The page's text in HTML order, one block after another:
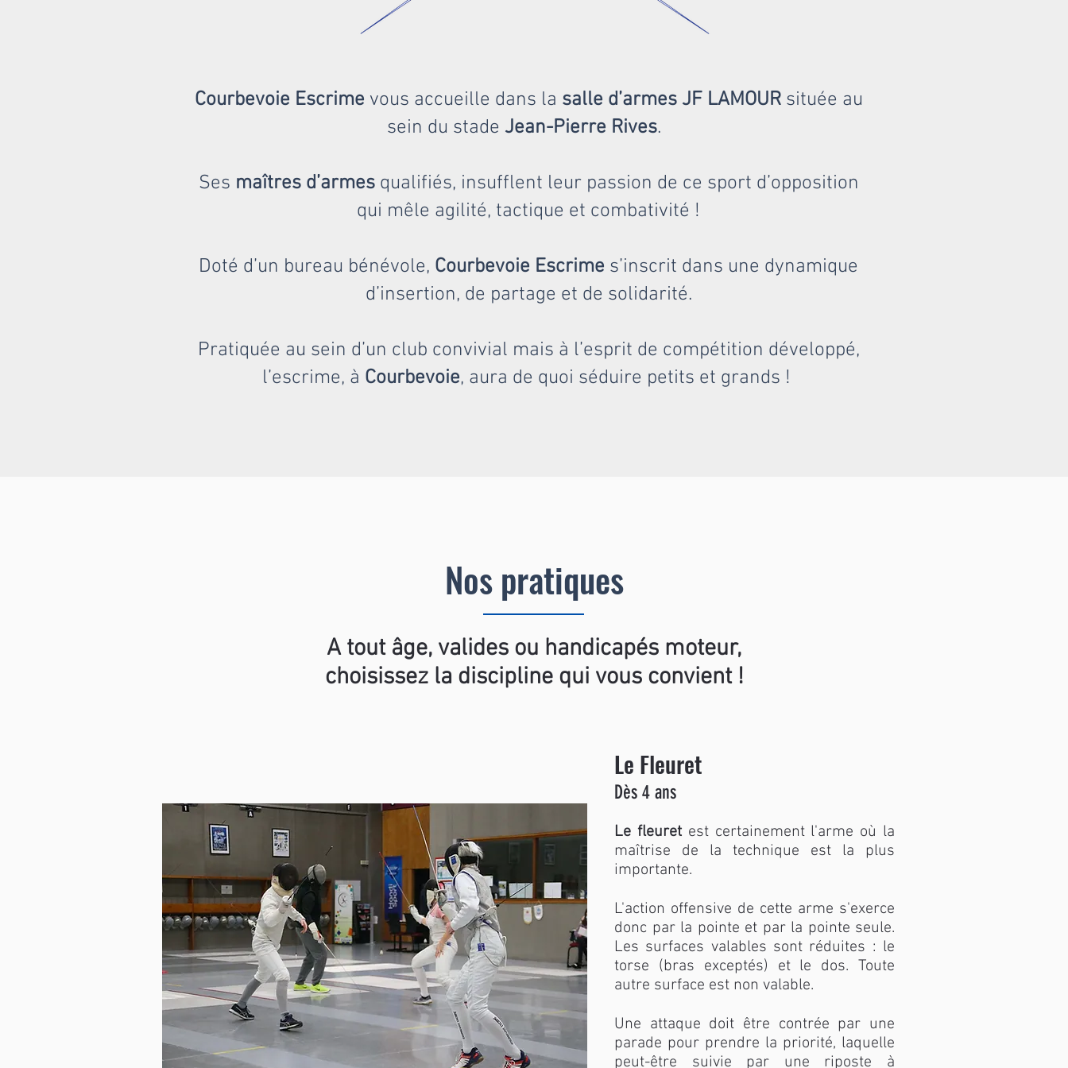
Courbevoie Escrime vous accueille dans la salle d’armes JF LAMOURsituée au
sein du stade Jean-Pierre Rives.
Ses maîtres d’armesqualifiés, insufflent leur passion de ce sport d’opposition
qui mêle agilité, tactique et combativité !
Doté d’un bureau bénévole, Courbevoie Escrime s’inscrit dans une dynamique
d’insertion, de partage et de solidarité.
Pratiquée au sein d’un club convivial mais à l’esprit de compétition développé,
l’escrime, à Courbevoie, aura de quoi séduire petits et grands !
Nos pratiques
A tout âge, valides ou handicapés moteur,
choisissez la discipline qui vous convient !
Le Fleuret
Dès 4 ans
Le fleuretest certainement l'arme où la
maîtrise de la technique est la plus
importante.
L'action offensive de cette arme s'exerce
donc par la pointe et par la pointe seule.
Les surfaces valables sont réduites : le
torse (bras exceptés) et le dos. Toute
autre surface est non valable.
Une attaque doit être contrée par une
parade pour prendre la priorité, laquelle
peut-être suivie par une riposte à